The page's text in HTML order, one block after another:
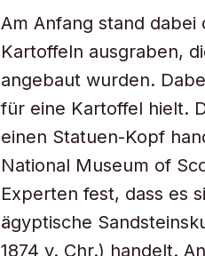
Am Anfang stand
Kartoffeln ausgraben,
angebaut wurden.
für eine Kartoffel hielt.
einen Statuen-Kopf
National Museum of
Experten fest, dass es
ägyptische
1874 v. Chr.) handelt.